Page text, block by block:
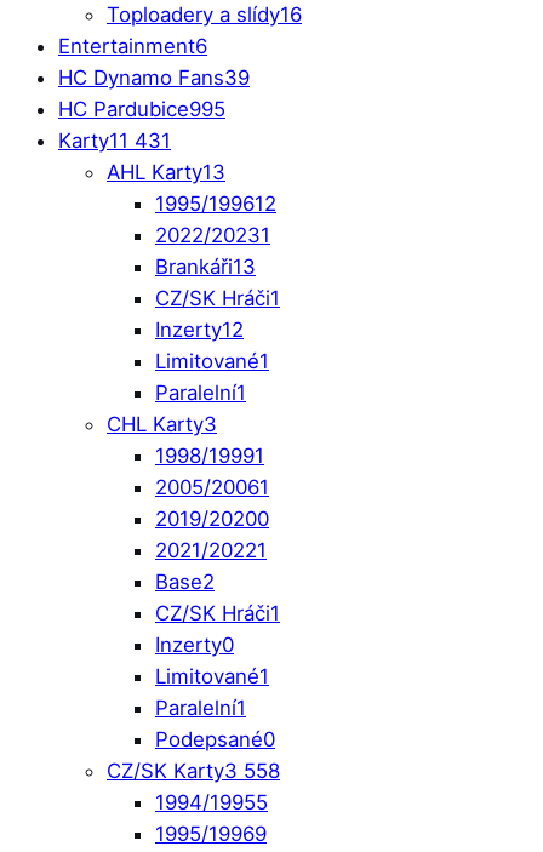
Toploadery a slídy16
Entertainment6
HC Dynamo Fans39
HC Pardubice995
Karty11 431
AHL Karty13
1995/199612
2022/20231
Brankáři13
CZ/SK Hráči1
Inzerty12
Limitované1
Paralelní1
CHL Karty3
1998/19991
2005/20061
2019/20200
2021/20221
Base2
CZ/SK Hráči1
Inzerty0
Limitované1
Paralelní1
Podepsané0
CZ/SK Karty3 558
1994/19955
1995/19969